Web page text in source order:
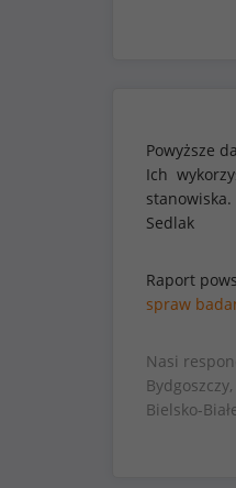
Powyższe
Ich
Sedlak
Raport
spraw
Nasi
Bielsko-